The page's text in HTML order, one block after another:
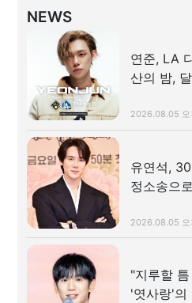
NEWS
연준, LA
산의 밤,
2026.08.05
유연석,
정소송으
2026.08.05
"지루할
'엿사랑'의